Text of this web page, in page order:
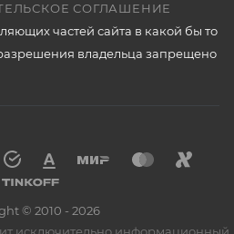
СОГЛАШЕНИЕ
частей сайта в какой бы то
владельца запрещено
© 2010 - 2026